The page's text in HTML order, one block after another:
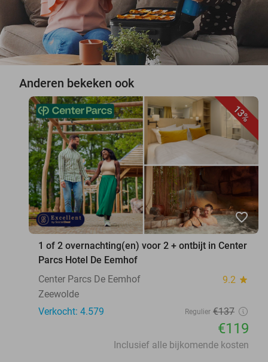
Anderen bekeken ook
13%
favorite_border
1 of 2 overnachting(en) voor 2 + ontbijt in Center
Parcs Hotel De Eemhof
Center Parcs De Eemhof
9.2 star
Zeewolde
Verkocht: 4.579
Regulier €137
€119
Inclusief alle bijkomende kosten